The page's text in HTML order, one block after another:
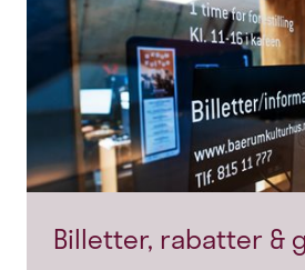
Billetter, rabatter &